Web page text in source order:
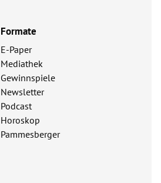
Formate
E-Paper
Mediathek
Gewinnspiele
Newsletter
Podcast
Horoskop
Pammesberger